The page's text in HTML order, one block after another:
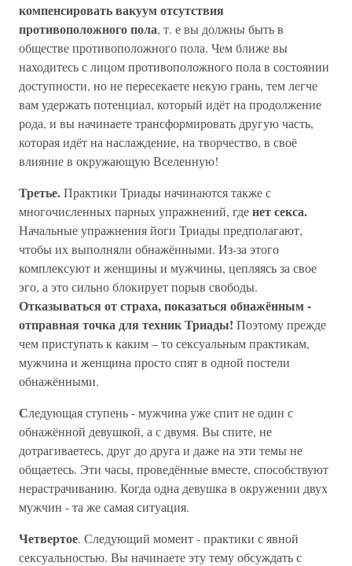
компенсировать вакуум отсутствия
противоположного пола, т. е вы должны быть в
обществе противоположного пола. Чем ближе вы
находитесь с лицом противоположного пола в состоянии
доступности, но не пересекаете некую грань, тем легче
вам удержать потенциал, который идёт на продолжение
рода, и вы начинаете трансформировать другую часть,
которая идёт на наслаждение, на творчество, в своё
влияние в окружающую Вселенную!
Третье.Практики Триады начинаются также с
многочисленных парных упражнений, гденет секса.
Начальные упражнения йоги Триады предполагают,
чтобы их выполняли обнажёнными. Из-за этого
комплексуют и женщины и мужчины, цепляясь за свое
эго, а это сильно блокирует порыв свободы.
Отказываться от страха, показаться обнажённым -
отправная точка для техник Триады! Поэтому прежде
чем приступать к каким – то сексуальным практикам,
мужчина и женщина просто спят в одной постели
обнажёнными.
Следующая ступень - мужчина уже спит не один с
обнажённой девушкой, а с двумя. Вы спите, не
дотрагиваетесь, друг до друга и даже на эти темы не
общаетесь. Эти часы, проведённые вместе, способствуют
нерастрачиванию. Когда одна девушка в окружении двух
мужчин - та же самая ситуация.
Четвертое. Следующий момент - практики с явной
сексуальностью. Вы начинаете эту тему обсуждать с